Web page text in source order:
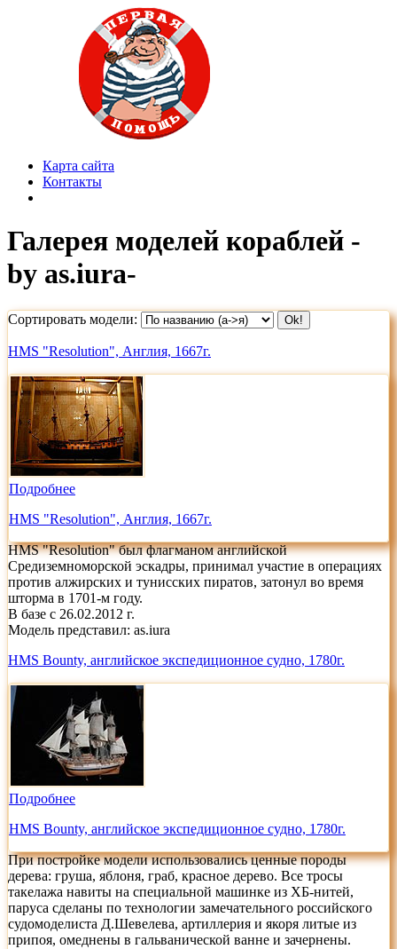
Карта сайта
Контакты
Галерея моделей кораблей -
by as.iura-
Сортировать модели:
HMS "Resolution", Англия, 1667г.
Подробнее
HMS "Resolution", Англия, 1667г.
HMS "Resolution" был флагманом английской
Средиземноморской эскадры, принимал участие в операциях
против алжирских и тунисских пиратов, затонул во время
шторма в 1701-м году.
В базе с 26.02.2012 г.
Модель представил: as.iura
HMS Bounty, английское экспедиционное судно, 1780г.
Подробнее
HMS Bounty, английское экспедиционное судно, 1780г.
При постройке модели использовались ценные породы
дерева: груша, яблоня, граб, красное дерево. Все тросы
такелажа навиты на специальной машинке из ХБ-нитей,
паруса сделаны по технологии замечательного российского
судомоделиста Д.Шевелева, артиллерия и якоря литые из
припоя, омеднены в гальванической ванне и зачернены.